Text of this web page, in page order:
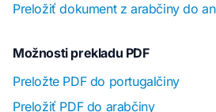
Preložiť dokument z arabčiny do
Možnosti prekladu PDF
Preložte PDF do portugalčiny
Preložiť PDF do arabčiny